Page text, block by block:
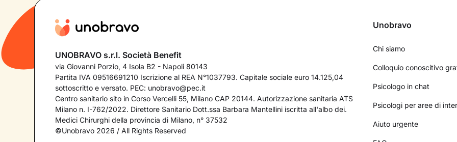
UNOBRAVO s.r.l. Società Benefit
via Giovanni Porzio, 4 Isola B2 - Napoli 80143
Partita IVA 09516691210 Iscrizione al REA N°1037793. Capitale sociale euro 14.125,04
sottoscritto e versato. PEC: unobravo@pec.it
Centro sanitario sito in Corso Vercelli 55, Milano CAP 20144. Autorizzazione sanitaria ATS
Milano n. I-762/2022. Direttore Sanitario Dott.ssa Barbara Mantellini iscritta all'albo dei.
Medici Chirurghi della provincia di Milano, n° 37532
©Unobravo 2026 / All Rights Reserved
Unobravo
Chi siamo
Colloquio conoscitivo
Psicologo in chat
Psicologi per aree di
Aiuto urgente